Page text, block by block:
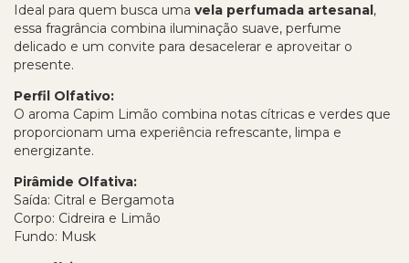
Ideal para quem busca uma vela perfumada artesanal,
essa fragrância combina iluminação suave, perfume
delicado e um convite para desacelerar e aproveitar o
presente.
Perfil Olfativo:
O aroma Capim Limão combina notas cítricas e verdes que
proporcionam uma experiência refrescante, limpa e
energizante.
Pirâmide Olfativa:
Saída: Citral e Bergamota
Corpo: Cidreira e Limão
Fundo: Musk